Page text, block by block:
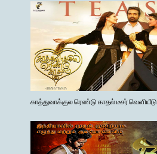
காத்துவாக்குல ரெண்டு காதல் டீசர் வெளியீடு